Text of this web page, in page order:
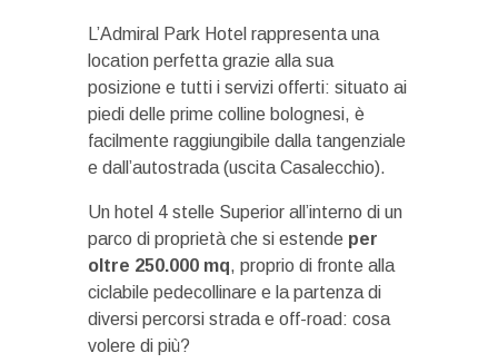
L’Admiral Park Hotel rappresenta una
location perfetta grazie alla sua
posizione e tutti i servizi offerti: situato ai
piedi delle prime colline bolognesi, è
facilmente raggiungibile dalla tangenziale
e dall’autostrada (uscita Casalecchio).
Un hotel 4 stelle Superior all’interno di un
parco di proprietà che si estende per
oltre 250.000 mq, proprio di fronte alla
ciclabile pedecollinare e la partenza di
diversi percorsi strada e off-road: cosa
volere di più?